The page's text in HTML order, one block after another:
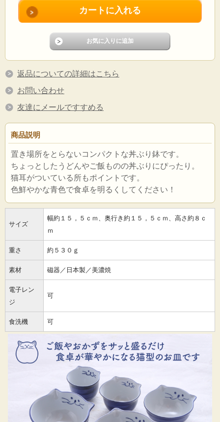
返品についての詳細はこちら
お問い合わせ
友達にメールですすめる
商品説明
置き場所をとらないコンパクトな丼ぶり鉢です。
ちょっとしたうどんやご飯ものの丼ぶりにぴったり。
猫耳がついている所もポイントです。
色鮮やかな青色で食卓を明るくしてください！
サイズ
幅約１５，５ｃｍ、奥行き約１５，５ｃｍ、高さ約８ｃ
ｍ
重さ 約５３０ｇ
素材 磁器／日本製／美濃焼
電子レン
ジ
可
食洗機 可